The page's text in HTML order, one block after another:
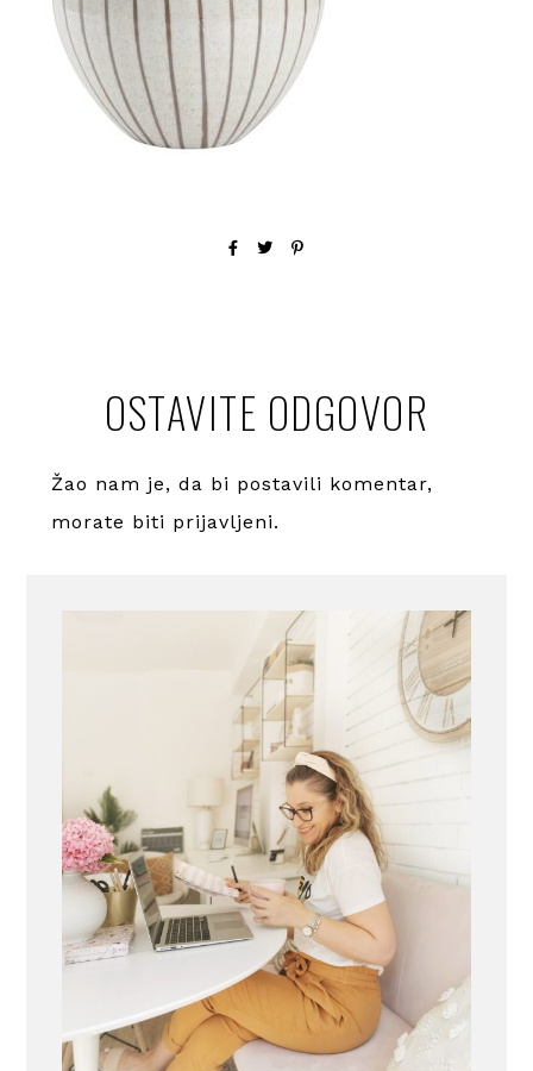
OSTAVITE ODGOVOR
Žao nam je, da bi postavili komentar,
morate biti prijavljeni.